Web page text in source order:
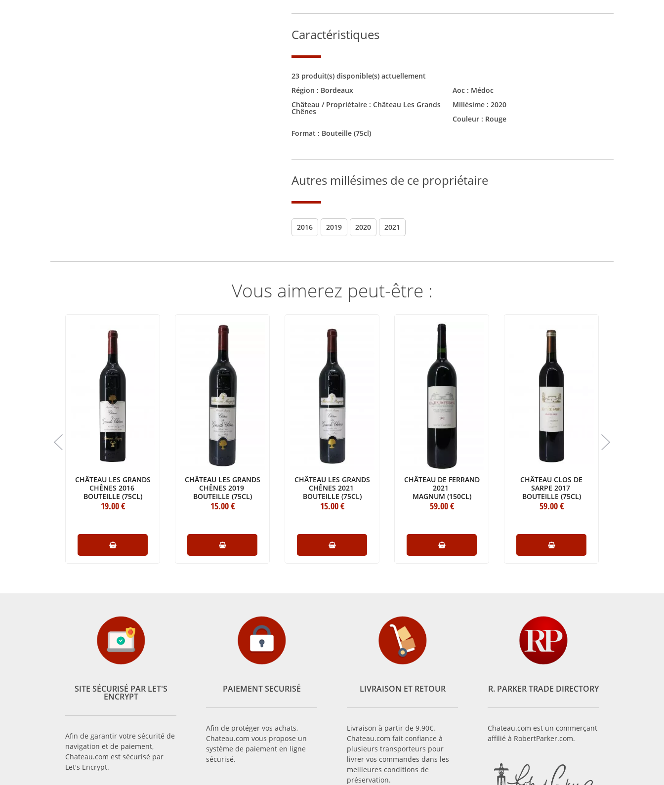
Caractéristiques
23 produit(s) disponible(s) actuellement
Région : Bordeaux Aoc : Médoc
Château / Propriétaire : Château Les Grands
Chênes
Millésime : 2020
Couleur : Rouge
Format : Bouteille (75cl)
Autres millésimes de ce propriétaire
2016 2019 2020 2021
Vous aimerez peut-être :
CHÂTEAU LES GRANDS
CHÊNES 2016
BOUTEILLE (75CL)
19.00€
CHÂTEAU LES GRANDS
CHÊNES 2019
BOUTEILLE (75CL)
15.00€
CHÂTEAU LES GRANDS
CHÊNES 2021
BOUTEILLE (75CL)
15.00€
CHÂTEAU DE FERRAND
2021
MAGNUM (150CL)
59.00€
CHÂTEAU CLOS DE
SARPE 2017
BOUTEILLE (75CL)
59.00€
SITE SÉCURISÉ PAR LET'S
ENCRYPT
Afin de garantir votre sécurité de
navigation et de paiement,
Chateau.com est sécurisé par
Let's Encrypt.
PAIEMENT SECURISÉ
Afin de protéger vos achats,
Chateau.com vous propose un
système de paiement en ligne
sécurisé.
LIVRAISON ET RETOUR
Livraison à partir de 9.90€.
Chateau.com fait confiance à
plusieurs transporteurs pour
livrer vos commandes dans les
meilleures conditions de
préservation.
R. PARKER TRADE DIRECTORY
Chateau.com est un commerçant
affilié à RobertParker.com.